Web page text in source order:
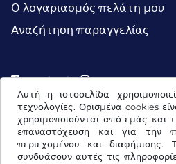
Αυτή η ιστοσελίδα
τεχνολογίες. Ορισμένα cookies
χρησιμοποιούνται από εμάς και
επαναστόχευση και για την
περιεχομένου και
συνδυάσουν αυτές τις
Ο λογαριασμός πελάτη μου
Αναζήτηση παραγγελίας
Facebook Instagram